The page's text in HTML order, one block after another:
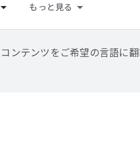
もっと見る
ンテンツをご希望の言語に